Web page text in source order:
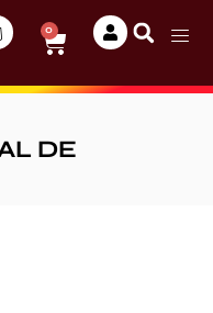
0
DE